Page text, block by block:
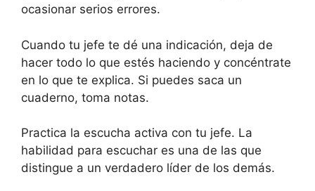
ocasionar serios errores.
Cuando tu jefe te dé una indicación, deja de
hacer todo lo que estés haciendo y concéntrate
en lo que te explica. Si puedes saca un
cuaderno, toma notas.
Practica la escucha activa con tu jefe. La
habilidad para escuchar es una de las que
distingue a un verdadero líder de los demás.